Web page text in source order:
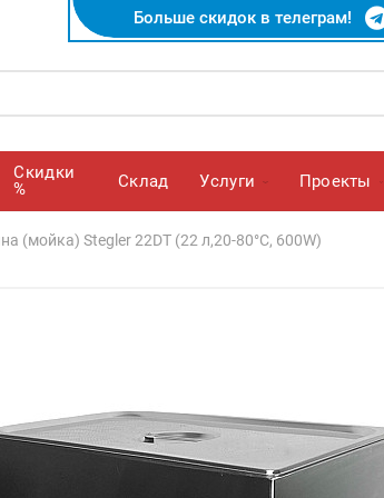
Больше скидок в телеграм!
Скидки
%
Cклад Услуги Проекты
(мойка) Stegler 22DT (22 л,20-80°C, 600W)